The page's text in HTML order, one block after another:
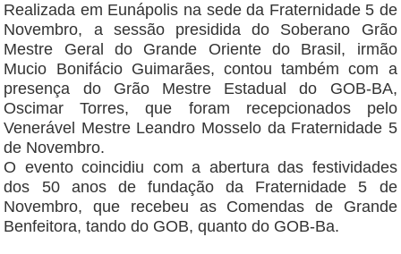
Realizada em Eunápolis na sede da Fraternidade 5 de
Novembro, a sessão presidida do Soberano Grão
Mestre Geral do Grande Oriente do Brasil, irmão
Mucio Bonifácio Guimarães, contou também com a
presença do Grão Mestre Estadual do GOB-BA,
Oscimar Torres, que foram recepcionados pelo
Venerável Mestre Leandro Mosselo da Fraternidade 5
de Novembro.
O evento coincidiu com a abertura das festividades
dos 50 anos de fundação da Fraternidade 5 de
Novembro, que recebeu as Comendas de Grande
Benfeitora, tando do GOB, quanto do GOB-Ba.